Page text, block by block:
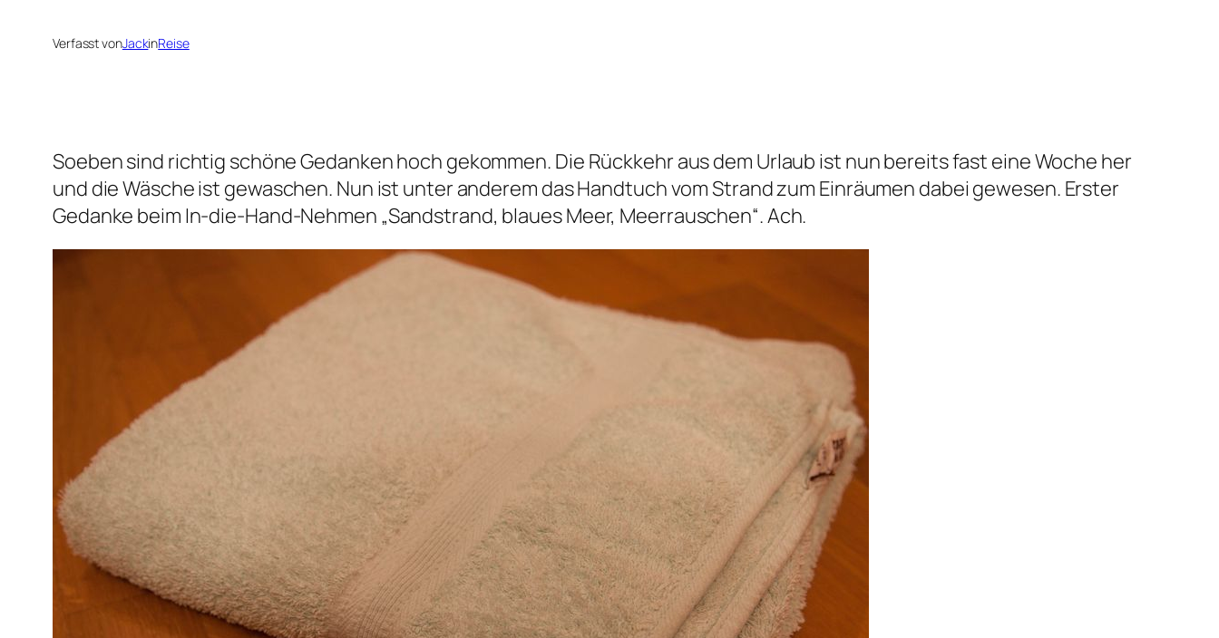
Verfasst vonJackinReise
Soeben sind richtig schöne Gedanken hoch gekommen. Die Rückkehr aus dem Urlaub ist nun bereits fast eine Woche her
und die Wäsche ist gewaschen. Nun ist unter anderem das Handtuch vom Strand zum Einräumen dabei gewesen. Erster
Gedanke beim In-die-Hand-Nehmen „Sandstrand, blaues Meer, Meerrauschen“. Ach.